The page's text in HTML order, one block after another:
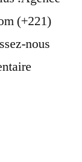
(+221)
nous